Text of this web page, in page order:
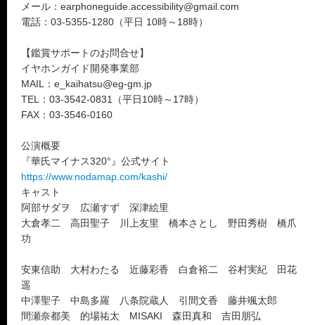
メール：earphoneguide.accessibility@gmail.com
電話：03-5355-1280（平日 10時～18時）
【鑑賞サポートのお問合せ】
イヤホンガイド開発事業部
MAIL：e_kaihatsu@eg-gm.jp
TEL：03-3542-0831（平日10時～17時）
FAX：03-3546-0160
公演概要
『華氏マイナス320°』公式サイト
https://www.nodamap.com/kashi/
キャスト
阿部サダヲ 広瀬すず 深津絵里
大倉孝二 高田聖子 川上友里 橋本さとし 野田秀樹 橋爪
功
安東信助 大村わたる 近藤彩香 白倉裕二 谷村実紀 田花
遥
中澤聖子 中島多羅 八条院蔵人 引間文香 藤井颯太郎
間瀬奈都美 的場祐太 MISAKI 森田真和 吉田朋弘